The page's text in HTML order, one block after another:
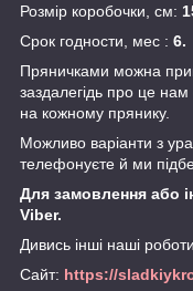
Розмір коробочки, см:
Срок годности, мес : 6.
Пряничками можна
заздалегідь про це нам
на кожному прянику.
Можливо варіанти з
телефонуєте й ми
Для замовлення або
Viber.
Дивись інші наші
Сайт: https://